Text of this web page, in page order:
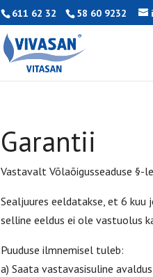
611 62 32 58 60 9232
Garantii
Vastavalt Võlaõigusseaduse
Sealjuures eeldatakse, et 6
selline eeldus ei ole vastuolus
Puuduse ilmnemisel tuleb:
a) Saata vastavasisuline